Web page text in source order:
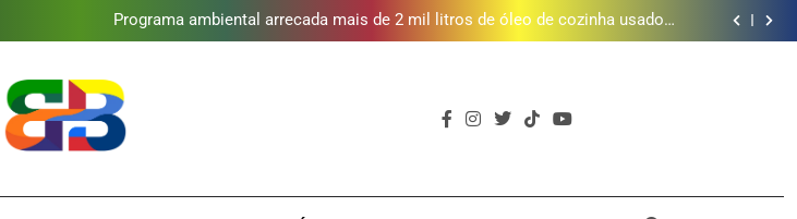
Fluminense
Programa ambiental arrecada mais de 2 mil litros de óleo de cozinha usado e
Programa ambiental arrecada mais de 2 mil litros de óleo de cozinha usado e
amplia rede de coleta em 18 municípios
Novo Sesc Duque de Caxias terá piscina, quadra esportiva e diversos serviços em
meio a infraestrutura sustentável
Vendaval atinge Escola Fábrica dos Atores, referência cultural da Baixada, e
Gomeia Galpão Criativo abre inscrições para Escola Livre de Artes da Baixada
Brava Baixada